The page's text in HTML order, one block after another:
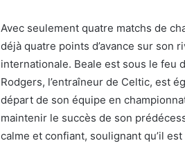
Avec seulement quatre matchs de
déjà quatre points d’avance sur son
internationale. Beale est sous le feu
Rodgers, l’entraîneur de Celtic, est
départ de son équipe en
maintenir le succès de son
calme et confiant, soulignant qu’il